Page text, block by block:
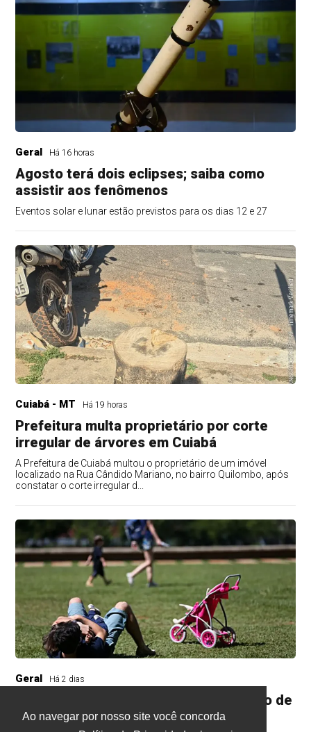
Ao navegar por nosso site você concorda
Geral Há 16 horas
Agosto terá dois eclipses; saiba como
assistir aos fenômenos
Eventos solar e lunar estão previstos para os dias 12 e 27
Cuiabá - MT Há 19 horas
Prefeitura multa proprietário por corte
irregular de árvores em Cuiabá
A Prefeitura de Cuiabá multou o proprietário de um imóvel
localizado na Rua Cândido Mariano, no bairro Quilombo, após
constatar o corte irregular d...
Geral Há 2 dias
Pais estão menos presentes na criação de
filhos, aponta estudo